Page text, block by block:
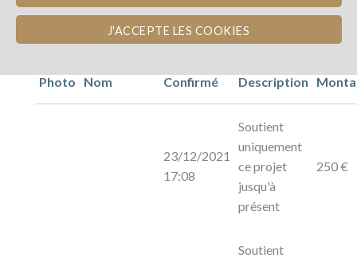
J'ACCEPTE LES COOKIES
Photo Nom Confirmé Description
23/12/2021
17:08
Soutient
uniquement
ce projet
jusqu'à
présent
250 €
Soutient